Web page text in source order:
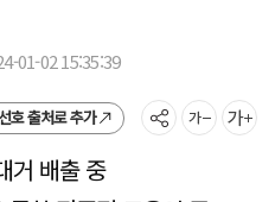
01-02 15:35:39
호 출처로 추가
거 배출 중